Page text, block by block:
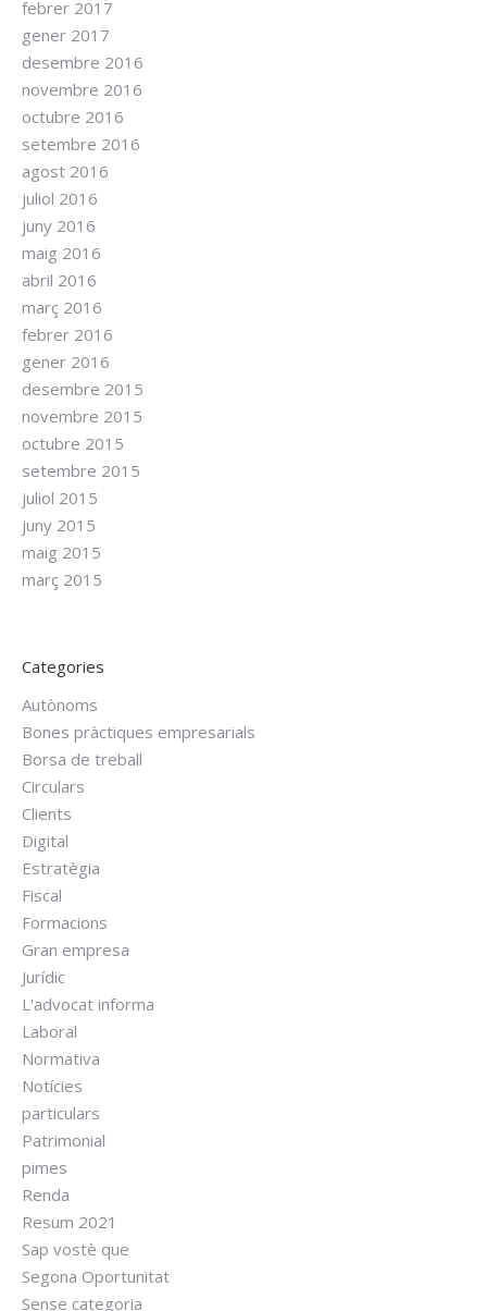
febrer 2017
gener 2017
desembre 2016
novembre 2016
octubre 2016
setembre 2016
agost 2016
juliol 2016
juny 2016
maig 2016
abril 2016
març 2016
febrer 2016
gener 2016
desembre 2015
novembre 2015
octubre 2015
setembre 2015
juliol 2015
juny 2015
maig 2015
març 2015
Categories
Autònoms
Bones pràctiques empresarials
Borsa de treball
Circulars
Clients
Digital
Estratègia
Fiscal
Formacions
Gran empresa
Jurídic
L'advocat informa
Laboral
Normativa
Notícies
particulars
Patrimonial
pimes
Renda
Resum 2021
Sap vostè que
Segona Oportunitat
Sense categoria